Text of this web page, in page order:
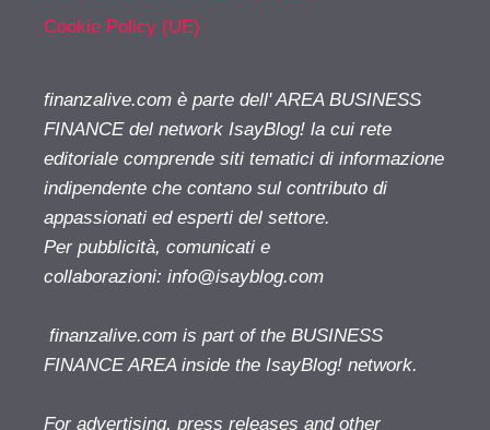
Cookie Policy (UE)
finanzalive.com è parte dell' AREA BUSINESS
FINANCE del network IsayBlog! la cui rete
editoriale comprende siti tematici di informazione
indipendente che contano sul contributo di
appassionati ed esperti del settore.
Per pubblicità, comunicati e
collaborazioni: info@isayblog.com
finanzalive.com is part of the BUSINESS
FINANCE AREA inside the IsayBlog! network.
For advertising, press releases and other